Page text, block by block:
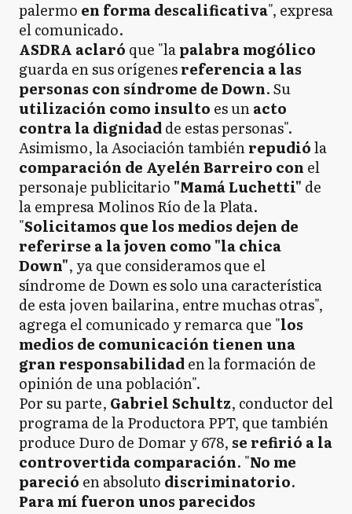
palermo en forma descalificativa", expresa
el comunicado.
ASDRA aclaró que "lapalabra mogólico
guarda en sus orígenesreferencia a las
personas con síndrome de Down. Su
utilización como insulto es unacto
contra la dignidadde estas personas".
Asimismo, la Asociación tambiénrepudióla
comparación de Ayelén Barreiro con el
personaje publicitario "Mamá Luchetti" de
la empresa Molinos Río de la Plata.
"Solicitamos que los medios dejen de
referirse a la joven como "la chica
Down", ya que consideramos que el
síndrome de Down es solo una característica
de esta joven bailarina, entre muchas otras",
agrega el comunicado y remarca que "los
medios de comunicación tienen una
gran responsabilidaden la formación de
opinión de una población".
Por su parte, Gabriel Schultz, conductor del
programa de la Productora PPT, que también
produce Duro de Domar y 678, se refirió a la
controvertida comparación. "No me
pareció en absoluto discriminatorio.
Para mí fueron unos parecidos